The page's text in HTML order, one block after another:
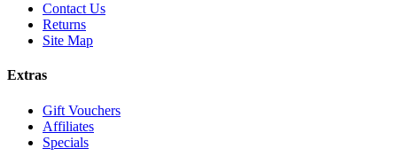
Contact Us
Returns
Site Map
Extras
Gift Vouchers
Affiliates
Specials